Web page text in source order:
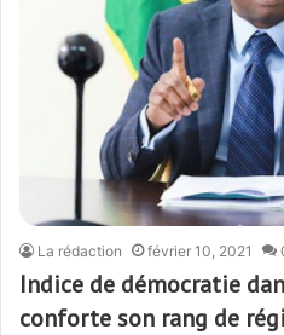
La rédaction février 10, 2021
Indice de démocratie
conforte son rang de